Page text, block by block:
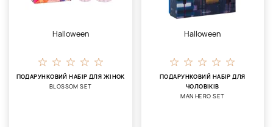
Halloween
ПОДАРУНКОВИЙ НАБІР ДЛЯ ЖІНОК
BLOSSOM SET
Halloween
ПОДАРУНКОВИЙ НАБІР ДЛЯ
ЧОЛОВІКІВ
MAN HERO SET